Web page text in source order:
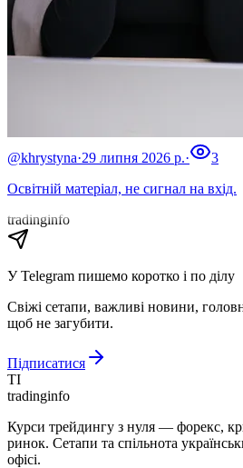
@khrystyna·29 липня 2026 р.·
3
Освітній матеріал, не сигнал на вхід.
tradinginfo
У Telegram пишемо коротко і по ділу
Свіжі сетапи, важливі новини,
щоб не загубити.
Підписатися
TI
tradinginfo
Курси трейдингу з нуля — форекс,
ринок. Сетапи та спільнота
офісі.